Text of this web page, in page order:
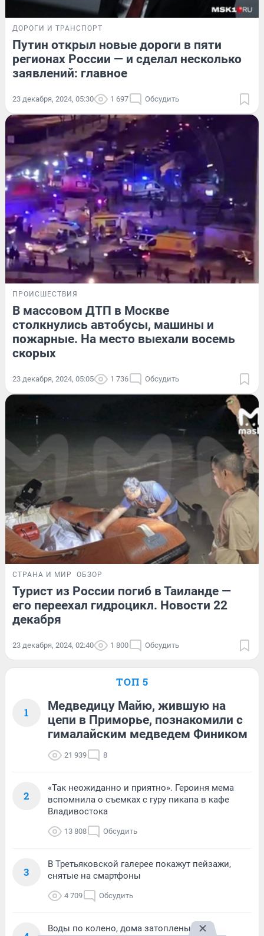
ДОРОГИ И ТРАНСПОРТ
Путин открыл новые дороги в пяти
регионах России — и сделал несколько
заявлений: главное
23 декабря, 2024, 05:30 1 697 Обсудить
ПРОИСШЕСТВИЯ
В массовом ДТП в Москве
столкнулись автобусы, машины и
пожарные. На место выехали восемь
скорых
23 декабря, 2024, 05:05 1 736 Обсудить
СТРАНА И МИР ОБЗОР
Турист из России погиб в Таиланде —
его переехал гидроцикл. Новости 22
декабря
23 декабря, 2024, 02:40 1 800 Обсудить
ТОП 5
1
Медведицу Майю, жившую на
цепи в Приморье, познакомили с
гималайским медведем Фиником
21 939 8
2
«Так неожиданно и приятно». Героиня мема
вспомнила о съемках с гуру пикапа в кафе
Владивостока
13 808 Обсудить
3
В Третьяковской галерее покажут пейзажи,
снятые на смартфоны
4 709 Обсудить
Воды по колено, дома затоплены. Как